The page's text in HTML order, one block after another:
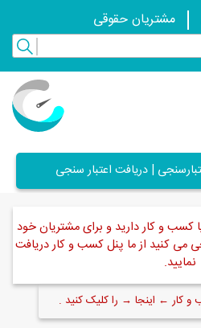
مشتریان حقوقی
| دریافت اعتبار سنجی
کسب و کار دارید و برای مشتریان خود
می کنید از ما پنل کسب و کار دریافت
نمایید.
کار ← اینجا → را کلیک کنید .